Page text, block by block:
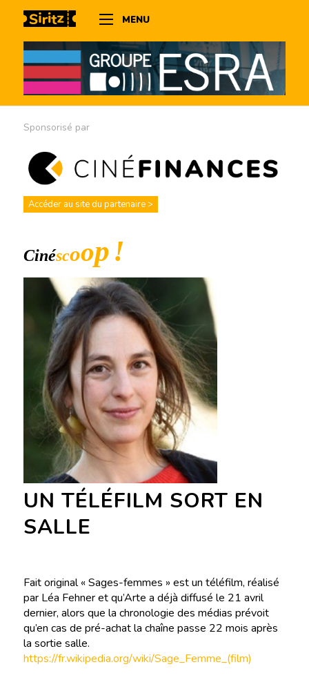
MENU
Sponsorisé par
Accéder au site du partenaire >
UN TÉLÉFILM SORT EN
SALLE
Fait original « Sages-femmes » est un téléfilm, réalisé
par Léa Fehner et qu’Arte a déjà diffusé le 21 avril
dernier, alors que la chronologie des médias prévoit
qu’en cas de pré-achat la chaîne passe 22 mois après
la sortie salle.
https://fr.wikipedia.org/wiki/Sage_Femme_(film)